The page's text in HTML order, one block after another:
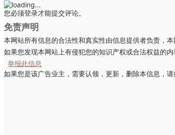
您必须登录才能提交评论。
免责声明
本网站所有信息的合法性和真实性由信息提供者负责，
如果您发现本网站上有侵犯您的知识产权或合法权益的
举报此信息
如果您是该广告业主，需要认领，更新，删除本信息，请